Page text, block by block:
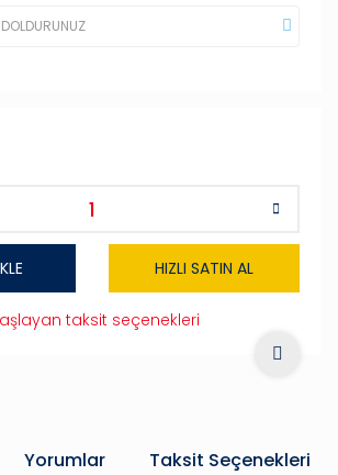
HIZLI SATIN AL
taksit seçenekleri
Yorumlar Taksit Seçenekleri